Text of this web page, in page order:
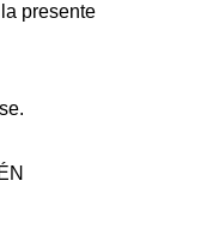
presente